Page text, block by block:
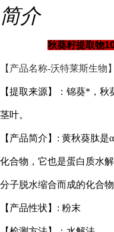
简介
秋葵籽提取物
【产品名称-沃特莱斯生
【提取来源】：锦葵*，
茎叶。
【产品简介】: 黄秋葵肽
化合物，它也是蛋白质水
分子脱水缩合而成的化合物
【产品性状】: 粉末